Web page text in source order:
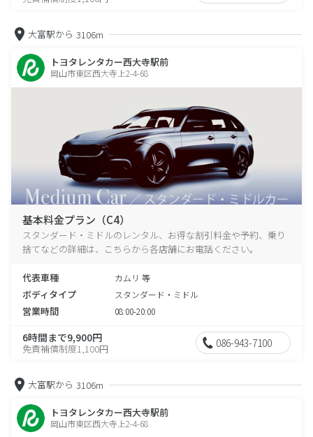
大富駅から 3106m
トヨタレンタカー西大寺駅前
岡山市東区西大寺上2-4-68
基本料金プラン（C4）
スタンダード・ミドルのレンタル、お得な割引料金や予約、乗り
捨てなどの詳細は、こちらから各店舗にお電話ください。
代表車種 カムリ 等
ボディタイプ スタンダード・ミドル
営業時間 08:00-20:00
6時間まで9,900円
免責補償制度1,100円 086-943-7100
大富駅から 3106m
トヨタレンタカー西大寺駅前
岡山市東区西大寺上2-4-68